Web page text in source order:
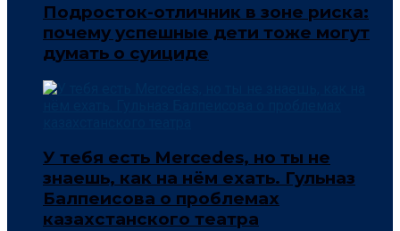
Подросток-отличник в зоне риска:
почему успешные дети тоже могут
думать о суициде
У тебя есть Mercedes, но ты не
знаешь, как на нём ехать. Гульназ
Балпеисова о проблемах
казахстанского театра